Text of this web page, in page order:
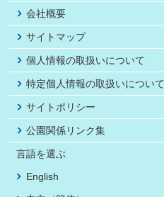
会社概要
サイトマップ
個人情報の取扱いについて
特定個人情報の取扱いについて
サイトポリシー
公園関係リンク集
言語を選ぶ
English